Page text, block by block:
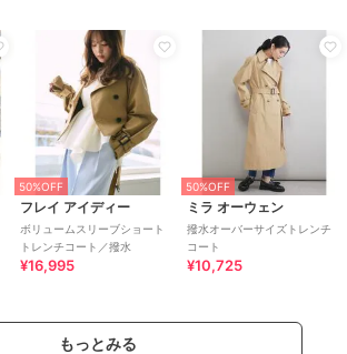
50%OFF
フレイ アイディー
ボリュームスリーブショート
トレンチコート／撥水
¥16,995
50%OFF
ミラ オーウェン
撥水オーバーサイズトレンチ
コート
¥10,725
もっとみる